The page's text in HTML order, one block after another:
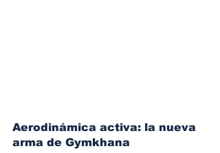
Aerodinámica activa: la nueva
arma de Gymkhana